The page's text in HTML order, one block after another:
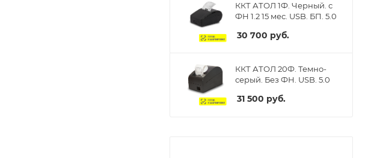
ККТ АТОЛ 1Ф. Черный. с
ФН 1.2 15 мес. USB. БП. 5.0
30 700 руб.
ККТ АТОЛ 20Ф. Темно-
серый. Без ФН. USB. 5.0
31 500 руб.